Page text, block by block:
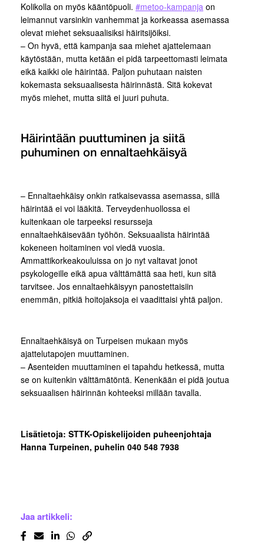
Kolikolla on myös kääntöpuoli. #metoo-kampanja on
leimannut varsinkin vanhemmat ja korkeassa asemassa
olevat miehet seksuaalisiksi häiritsijöiksi.
– On hyvä, että kampanja saa miehet ajattelemaan
käytöstään, mutta ketään ei pidä tarpeettomasti leimata
eikä kaikki ole häirintää. Paljon puhutaan naisten
kokemasta seksuaalisesta häirinnästä. Sitä kokevat
myös miehet, mutta siitä ei juuri puhuta.
Häirintään puuttuminen ja siitä
puhuminen on ennaltaehkäisyä
– Ennaltaehkäisy onkin ratkaisevassa asemassa, sillä
häirintää ei voi lääkitä. Terveydenhuollossa ei
kuitenkaan ole tarpeeksi resursseja
ennaltaehkäisevään työhön. Seksuaalista häirintää
kokeneen hoitaminen voi viedä vuosia.
Ammattikorkeakouluissa on jo nyt valtavat jonot
psykologeille eikä apua välttämättä saa heti, kun sitä
tarvitsee. Jos ennaltaehkäisyyn panostettaisiin
enemmän, pitkiä hoitojaksoja ei vaadittaisi yhtä paljon.
Ennaltaehkäisyä on Turpeisen mukaan myös
ajattelutapojen muuttaminen.
– Asenteiden muuttaminen ei tapahdu hetkessä, mutta
se on kuitenkin välttämätöntä. Kenenkään ei pidä joutua
seksuaalisen häirinnän kohteeksi millään tavalla.
Lisätietoja: STTK-Opiskelijoiden puheenjohtaja
Hanna Turpeinen, puhelin 040 548 7938
Jaa artikkeli: